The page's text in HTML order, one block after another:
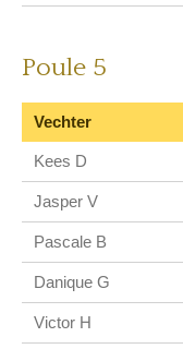
Poule 5
Vechter
Kees D
Jasper V
Pascale B
Danique G
Victor H